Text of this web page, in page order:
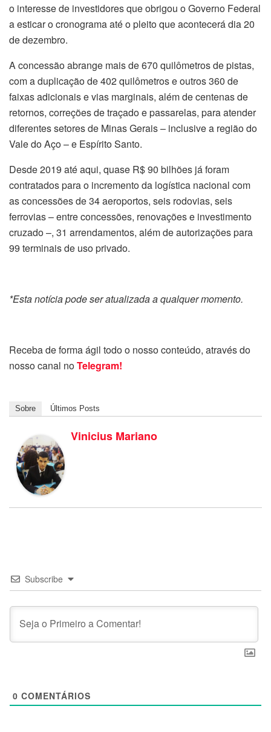
o interesse de investidores que obrigou o Governo Federal
a esticar o cronograma até o pleito que acontecerá dia 20
de dezembro.
A concessão abrange mais de 670 quilômetros de pistas,
com a duplicação de 402 quilômetros e outros 360 de
faixas adicionais e vias marginais, além de centenas de
retornos, correções de traçado e passarelas, para atender
diferentes setores de Minas Gerais – inclusive a região do
Vale do Aço – e Espírito Santo.
Desde 2019 até aqui, quase R$ 90 bilhões já foram
contratados para o incremento da logística nacional com
as concessões de 34 aeroportos, seis rodovias, seis
ferrovias – entre concessões, renovações e investimento
cruzado –, 31 arrendamentos, além de autorizações para
99 terminais de uso privado.
*Esta notícia pode ser atualizada a qualquer momento.
Receba de forma ágil todo o nosso conteúdo, através do
nosso canal noTelegram!
Sobre Últimos Posts
Vinicius Mariano
Subscribe
0 COMENTÁRIOS